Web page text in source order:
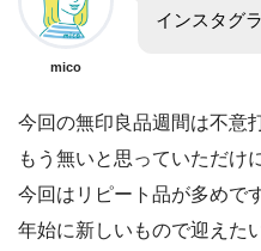
mico
インスタグ
今回の無印良品週間は不意
もう無いと思っていただけ
今回はリピート品が多めで
年始に新しいもので迎えた